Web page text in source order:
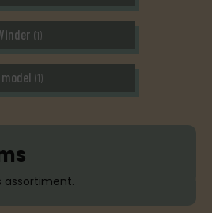
(1)
(1)
assortiment.